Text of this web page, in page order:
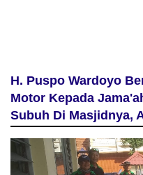
H. Puspo Wardoyo
Motor Kepada
Subuh Di Masjidnya,